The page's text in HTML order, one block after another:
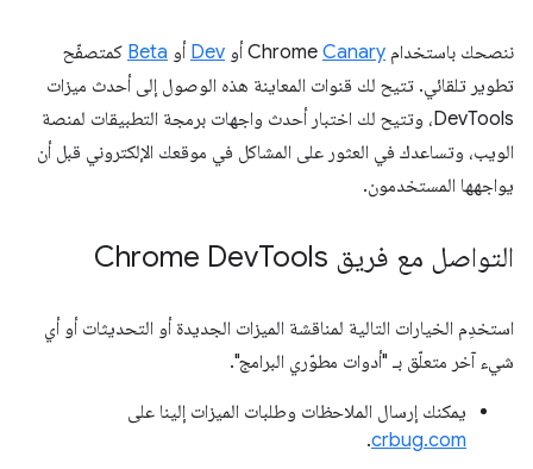
ننصحك باستخدام Chrome Canary أو Dev أو Beta كمتصفّح
تطوير تلقائي. تتيح لك قنوات المعاينة هذه الوصول إلى أحدث ميزات
DevTools، وتتيح لك اختبار أحدث واجهات برمجة التطبيقات لمنصة
الويب، وتساعدك في العثور على المشاكل في موقعك الإلكتروني قبل أن
يواجهها المستخدمون.
التواصل مع فريق Chrome Dev Tools
استخدِم الخيارات التالية لمناقشة الميزات الجديدة أو التحديثات أو أي
شيء آخر متعلّق بـ "أدوات مطوّري البرامج".
يمكنك إرسال الملاحظات وطلبات الميزات إلينا على
crbug.com
.